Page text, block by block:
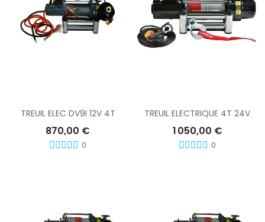
TREUIL ELEC DV9I 12V 4T
870,00 €
0
TREUIL ELECTRIQUE 4T 24V
1 050,00 €
0